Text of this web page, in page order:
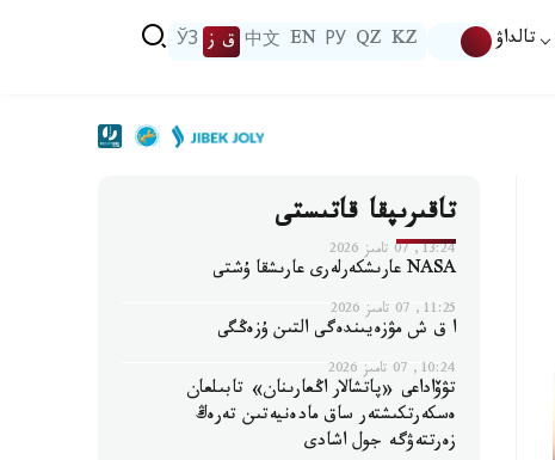
تالداۋ KZ
QZ
РУ
EN
中文 ق ز ЎЗ
تاقىرىپقا قاتىستى
13:24, 07 تامىز 2026
NASA عارىشكەرلەرى عارىشقا ۇشتى
11:25, 07 تامىز 2026
ا ق ش مۋزەيىندەگى التىن ۇزەڭگى
10:24, 07 تامىز 2026
تۋۆاداعى «پاتشالار اڭعارىنان» تابىلعان
ەسكەرتكىشتەر ساق مادەنيەتىن تەرەڭ
زەرتتەۋگە جول اشادى